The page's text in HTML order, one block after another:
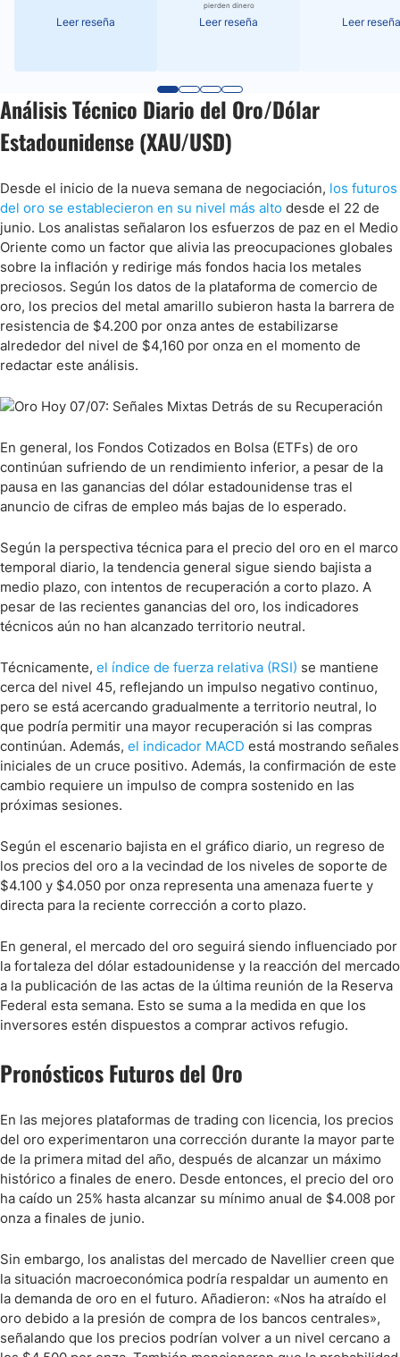
Leer reseña
pierden dinero
Leer reseña Leer reseña
Análisis Técnico Diario del Oro/Dólar
Estadounidense (XAU/USD)
Desde el inicio de la nueva semana de negociación, los futuros
del oro se establecieron en su nivel más alto desde el 22 de
junio. Los analistas señalaron los esfuerzos de paz en el Medio
Oriente como un factor que alivia las preocupaciones globales
sobre la inflación y redirige más fondos hacia los metales
preciosos. Según los datos de la plataforma de comercio de
oro, los precios del metal amarillo subieron hasta la barrera de
resistencia de $4.200 por onza antes de estabilizarse
alrededor del nivel de $4,160 por onza en el momento de
redactar este análisis.
En general, los Fondos Cotizados en Bolsa (ETFs) de oro
continúan sufriendo de un rendimiento inferior, a pesar de la
pausa en las ganancias del dólar estadounidense tras el
anuncio de cifras de empleo más bajas de lo esperado.
Según la perspectiva técnica para el precio del oro en el marco
temporal diario, la tendencia general sigue siendo bajista a
medio plazo, con intentos de recuperación a corto plazo. A
pesar de las recientes ganancias del oro, los indicadores
técnicos aún no han alcanzado territorio neutral.
Técnicamente, el índice de fuerza relativa (RSI) se mantiene
cerca del nivel 45, reflejando un impulso negativo continuo,
pero se está acercando gradualmente a territorio neutral, lo
que podría permitir una mayor recuperación si las compras
continúan. Además, el indicador MACD está mostrando señales
iniciales de un cruce positivo. Además, la confirmación de este
cambio requiere un impulso de compra sostenido en las
próximas sesiones.
Según el escenario bajista en el gráfico diario, un regreso de
los precios del oro a la vecindad de los niveles de soporte de
$4.100 y $4.050 por onza representa una amenaza fuerte y
directa para la reciente corrección a corto plazo.
En general, el mercado del oro seguirá siendo influenciado por
la fortaleza del dólar estadounidense y la reacción del mercado
a la publicación de las actas de la última reunión de la Reserva
Federal esta semana. Esto se suma a la medida en que los
inversores estén dispuestos a comprar activos refugio.
Pronósticos Futuros del Oro
En las mejores plataformas de trading con licencia, los precios
del oro experimentaron una corrección durante la mayor parte
de la primera mitad del año, después de alcanzar un máximo
histórico a finales de enero. Desde entonces, el precio del oro
ha caído un 25% hasta alcanzar su mínimo anual de $4.008 por
onza a finales de junio.
Sin embargo, los analistas del mercado de Navellier creen que
la situación macroeconómica podría respaldar un aumento en
la demanda de oro en el futuro. Añadieron: «Nos ha atraído el
oro debido a la presión de compra de los bancos centrales»,
señalando que los precios podrían volver a un nivel cercano a